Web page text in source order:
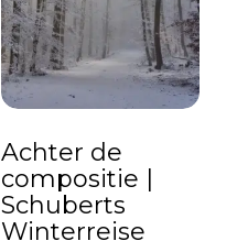
Achter de
compositie |
Schuberts
Winterreise